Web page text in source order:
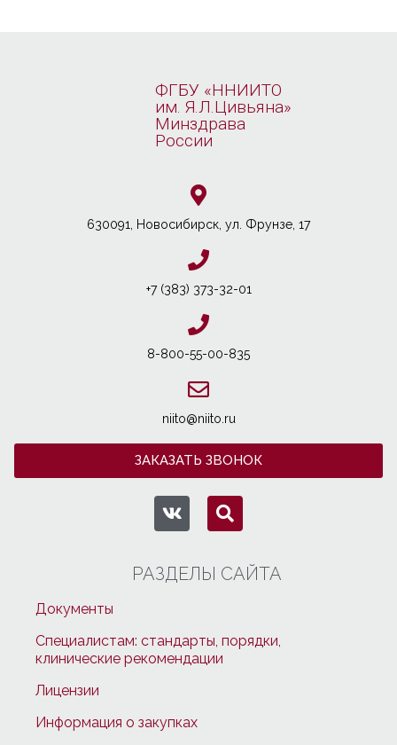
ФГБУ «ННИИТО
им. Я.Л.Цивьяна»
Минздрава
России
630091, Новосибирcк, ул. Фрунзе, 17
+7 (383) 373-32-01
8-800-55-00-835
niito@niito.ru
ЗАКАЗАТЬ ЗВОНОК
РАЗДЕЛЫ САЙТА
Документы
Специалистам: стандарты, порядки,
клинические рекомендации
Лицензии
Информация о закупках